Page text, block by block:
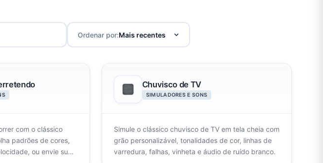
Ordenar por:
com o clássico
padrões de cores,
ou envie sua
Chuvisco de TV
SIMULADORES E SONS
Simule o clássico chuvisco de TV em tela cheia com
grão personalizável, tonalidades de cor, linhas de
varredura, falhas, vinheta e áudio de ruído branco.